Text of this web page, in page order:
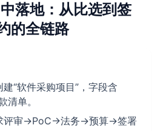
落地：从比选到签
的全链路
“软件采购项目”，字段含
清单。
评审→PoC→法务→预算→签署